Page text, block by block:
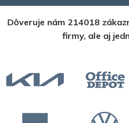
Dôveruje nám 214018
firmy, ale aj